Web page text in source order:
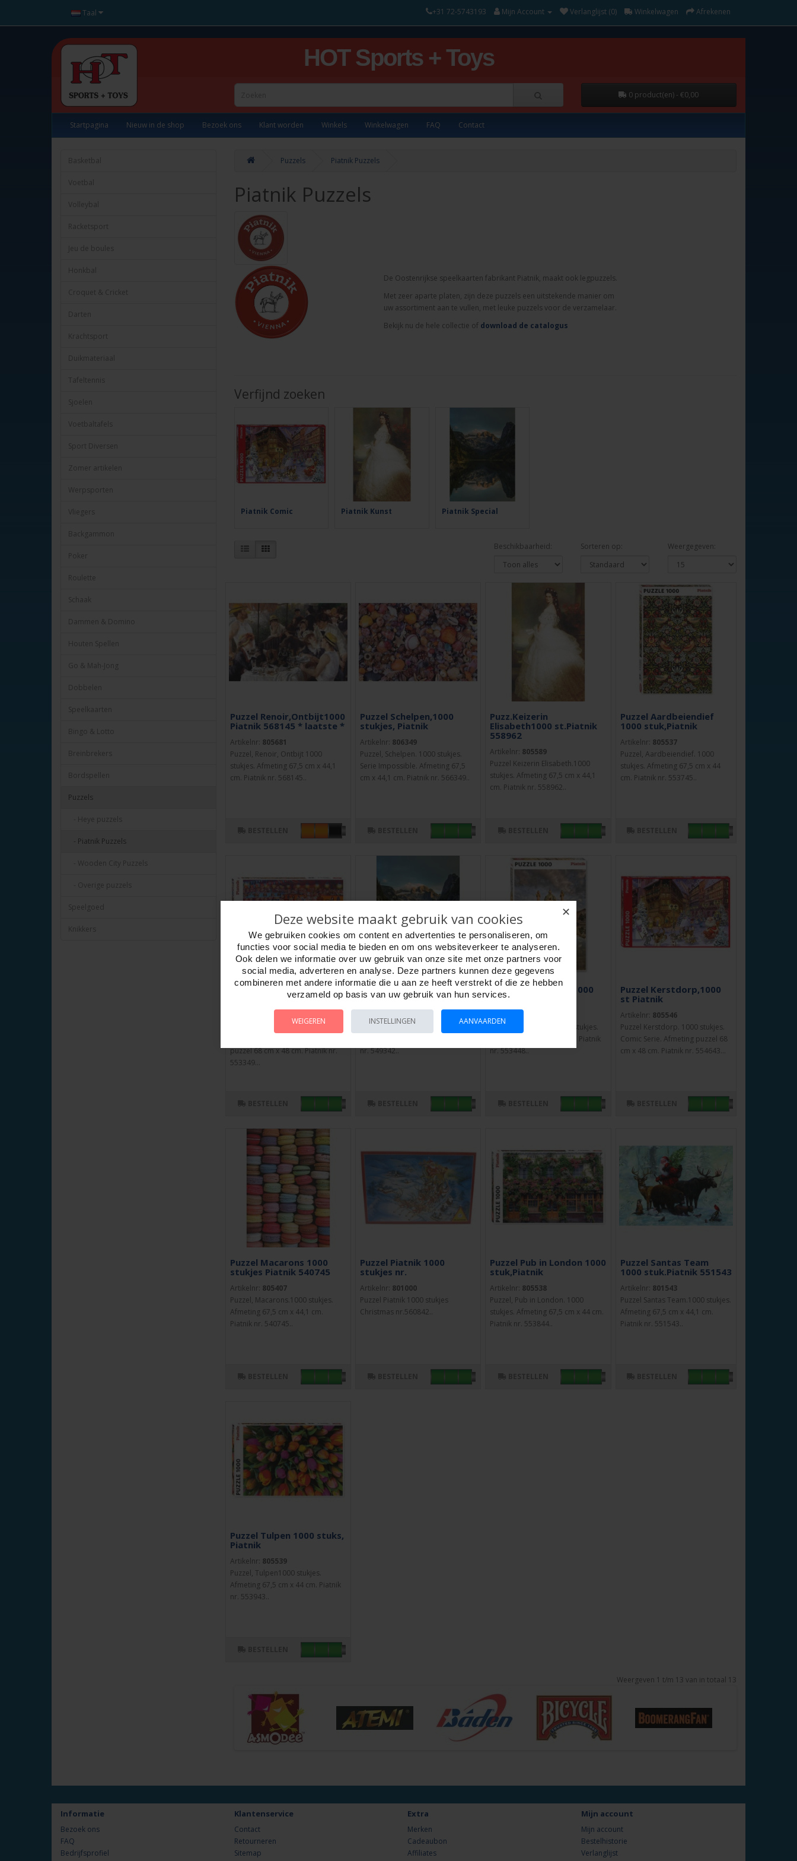
Taal +31 72-5743193 Mijn Account Verlanglijst (0) Winkelwagen Afrekenen
HOT Sports + Toys
0 product(en) - €0,00
Startpagina Nieuw in de shop Bezoek ons Klant worden Winkels Winkelwagen FAQ Contact
Basketbal
Voetbal
Volleybal
Racketsport
Jeu de boules
Honkbal
Croquet & Cricket
Darten
Krachtsport
Duikmateriaal
Tafeltennis
Sjoelen
Voetbaltafels
Sport Diversen
Zomer artikelen
Werpsporten
Vliegers
Backgammon
Poker
Roulette
Schaak
Dammen & Domino
Houten Spellen
Go & Mah-Jong
Dobbelen
Speelkaarten
Bingo & Lotto
Breinbrekers
Bordspellen
Puzzels
- Heye puzzels
- Piatnik Puzzels
- Wooden City Puzzels
- Overige puzzels
Speelgoed
Knikkers
Puzzels Piatnik Puzzels
Piatnik Puzzels
De Oostenrijkse speelkaarten fabrikant Piatnik, maakt ook legpuzzels.
Met zeer aparte platen, zijn deze puzzels een uitstekende manier om
uw assortiment aan te vullen, met leuke puzzels voor de verzamelaar.
Bekijk nu de hele collectie of download de catalogus
Verfijnd zoeken
Piatnik Comic Piatnik Kunst Piatnik Special
Beschikbaarheid: Sorteren op: Weergegeven:
Puzzel Renoir,Ontbijt1000
Piatnik 568145 * laatste *
Artikelnr: 805681
Puzzel, Renoir, Ontbijt 1000
stukjes. Afmeting 67,5 cm x 44,1
cm. Piatnik nr. 568145..
Puzzel Schelpen,1000
stukjes, Piatnik
Artikelnr: 806349
Puzzel, Schelpen. 1000 stukjes.
Serie Impossible. Afmeting 67,5
cm x 44,1 cm. Piatnik nr. 566349..
Puzz.Keizerin
Elisabeth1000 st.Piatnik
558962
Artikelnr: 805589
Puzzel Keizerin Elisabeth.1000
stukjes. Afmeting 67,5 cm x 44,1
cm. Piatnik nr. 558962..
Puzzel Aardbeiendief
1000 stuk,Piatnik
Artikelnr: 805537
Puzzel, Aardbeiendief. 1000
stukjes. Afmeting 67,5 cm x 44
cm. Piatnik nr. 553745..
Puzzel Bierfeest,
Comic,1000 st Piatnik
Puzzel Bierfest, Comic1000
puzzel 68 cm x 48 cm. Piatnik nr.
553349...
Puzzel Dachstein 1000
stuk,Piatnik
Puzzel, Dachstein. 1000 stukjes.
nr. 549342..
Puzzel Karlskirche 1000
stuk,Piatnik
Puzzel, Karlskirche. 1000 stukjes.
Afmeting 67,5 cm x 44 cm. Piatnik
nr. 553448..
Puzzel Kerstdorp,1000
st Piatnik
Artikelnr: 805546
Puzzel Kerstdorp. 1000 stukjes.
Comic Serie. Afmeting puzzel 68
cm x 48 cm. Piatnik nr. 554643...
Puzzel Macarons 1000
stukjes Piatnik 540745
Artikelnr: 805407
Puzzel, Macarons.1000 stukjes.
Afmeting 67,5 cm x 44,1 cm.
Piatnik nr. 540745..
Puzzel Piatnik 1000
stukjes nr.
Artikelnr: 801000
Puzzel Piatnik 1000 stukjes
Christmas nr.560842..
Puzzel Pub in London 1000
stuk,Piatnik
Artikelnr: 805538
Puzzel, Pub in London. 1000
stukjes. Afmeting 67,5 cm x 44 cm.
Piatnik nr. 553844..
Puzzel Santas Team
1000 stuk.Piatnik 551543
Artikelnr: 801543
Puzzel Santas Team.1000 stukjes.
Afmeting 67,5 cm x 44,1 cm.
Piatnik nr. 551543..
Puzzel Tulpen 1000 stuks,
Piatnik
Artikelnr: 805539
Puzzel, Tulpen1000 stukjes.
Afmeting 67,5 cm x 44 cm. Piatnik
nr. 553943..
Weergeven 1 t/m 13 van in totaal 13
Informatie
Bezoek ons
FAQ
Bedrijfsprofiel
Klantenservice
Contact
Retourneren
Sitemap
Extra
Merken
Cadeaubon
Affiliates
Mijn account
Mijn account
Bestelhistorie
Verlanglijst
✕
Deze website maakt gebruik van cookies
We gebruiken cookies om content en advertenties te personaliseren, om
functies voor social media te bieden en om ons websiteverkeer te analyseren.
Ook delen we informatie over uw gebruik van onze site met onze partners voor
social media, adverteren en analyse. Deze partners kunnen deze gegevens
combineren met andere informatie die u aan ze heeft verstrekt of die ze hebben
verzameld op basis van uw gebruik van hun services.
WEIGEREN INSTELLINGEN AANVAARDEN